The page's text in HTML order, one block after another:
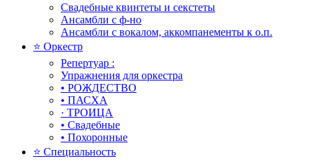
Свадебные квинтеты и секстеты
Ансамбли с ф-но
Ансамбли с вокалом, аккомпанементы к о.п.
⭐ Оркестр
Репертуар :
Упражнения для оркестра
• РОЖДЕСТВО
• ПАСХА
· ТРОИЦА
• Свадебные
• Похоронные
⭐ Специальность